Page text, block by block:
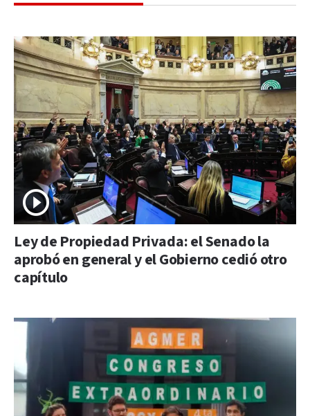
Ley de Propiedad Privada: el Senado la
aprobó en general y el Gobierno cedió otro
capítulo